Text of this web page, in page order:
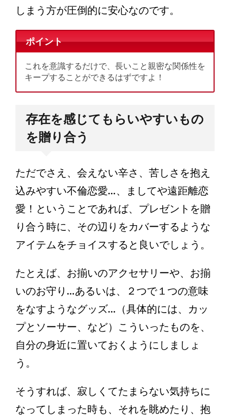
しまう方が圧倒的に安心なのです。
ポイント
これを意識するだけで、長いこと親密な関係性を
キープすることができるはずですよ！
存在を感じてもらいやすいもの
を贈り合う
ただでさえ、会えない辛さ、苦しさを抱え
込みやすい不倫恋愛…、ましてや遠距離恋
愛！ということであれば、プレゼントを贈
り合う時に、その辺りをカバーするような
アイテムをチョイスすると良いでしょう。
たとえば、お揃いのアクセサリーや、お揃
いのお守り…あるいは、２つで１つの意味
をなすようなグッズ…（具体的には、カッ
プとソーサー、など）こういったものを、
自分の身近に置いておくようにしましょ
う。
そうすれば、寂しくてたまらない気持ちに
なってしまった時も、それを眺めたり、抱